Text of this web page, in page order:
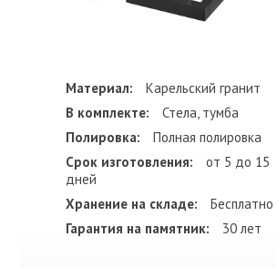
Материал:
Карельский гранит
В комплекте:
Стела, тумба
Полировка:
Полная полировка
Срок изготовления:
от 5 до 15
дней
Хранение на складе:
Бесплатно
Гарантия на памятник:
30 лет